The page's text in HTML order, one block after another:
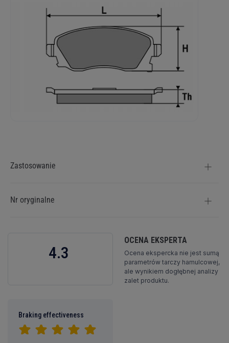
Zastosowanie
Nr oryginalne
4.3
OCENA EKSPERTA
Ocena ekspercka nie jest sumą
parametrów tarczy hamulcowej,
ale wynikiem dogłębnej analizy
zalet produktu.
Braking effectiveness